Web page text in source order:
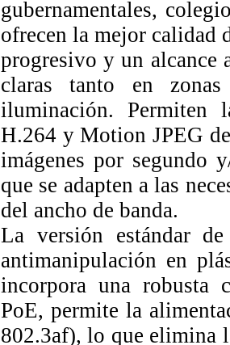
gubernamentales,
ofrecen la mejor calidad
progresivo y un alcance
claras tanto en
iluminación. Permiten
H.264 y Motion JPEG
imágenes por segundo
que se adapten a las
del ancho de banda.
La versión estándar
antimanipulación en
incorpora una robusta
PoE, permite la
802.3af), lo que elimina